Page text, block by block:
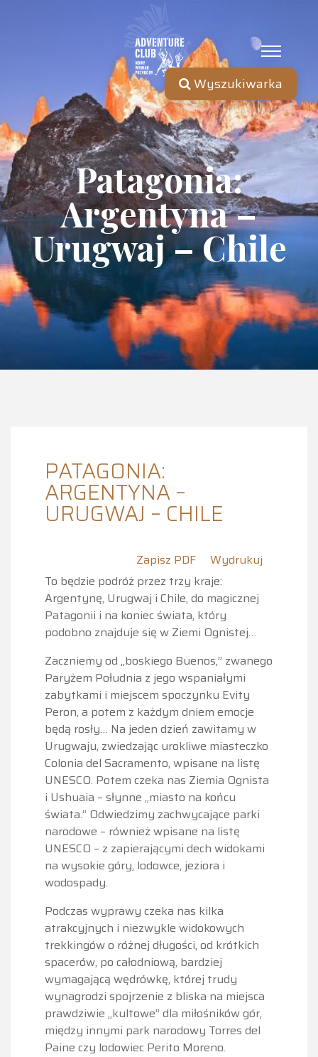
Wyszukiwarka
Patagonia:
Argentyna –
Urugwaj – Chile
PATAGONIA:
ARGENTYNA –
URUGWAJ – CHILE
Zapisz PDF
Wydrukuj
To będzie podróż przez trzy kraje:
Argentynę, Urugwaj i Chile, do magicznej
Patagonii i na koniec świata, który
podobno znajduje się w Ziemi Ognistej…
Zaczniemy od „boskiego Buenos,” zwanego
Paryżem Południa z jego wspaniałymi
zabytkami i miejscem spoczynku Evity
Peron, a potem z każdym dniem emocje
będą rosły… Na jeden dzień zawitamy w
Urugwaju, zwiedzając urokliwe miasteczko
Colonia del Sacramento, wpisane na listę
UNESCO. Potem czeka nas Ziemia Ognista
i Ushuaia – słynne „miasto na końcu
świata.” Odwiedzimy zachwycające parki
narodowe – również wpisane na listę
UNESCO – z zapierającymi dech widokami
na wysokie góry, lodowce, jeziora i
wodospady.
Podczas wyprawy czeka nas kilka
atrakcyjnych i niezwykle widokowych
trekkingów o różnej długości, od krótkich
spacerów, po całodniową, bardziej
wymagającą wędrówkę, której trudy
wynagrodzi spojrzenie z bliska na miejsca
prawdziwie „kultowe” dla miłośników gór,
między innymi park narodowy Torres del
Paine czy lodowiec Perito Moreno.